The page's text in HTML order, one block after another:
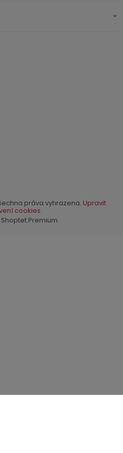
Premium
práva vyhrazena. Upravit
cookies